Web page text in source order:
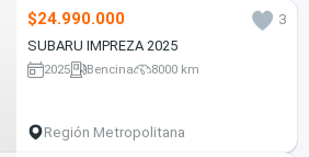
$24.990.000
3
SUBARU IMPREZA 2025
2025 Bencina 8000 km
Región Metropolitana